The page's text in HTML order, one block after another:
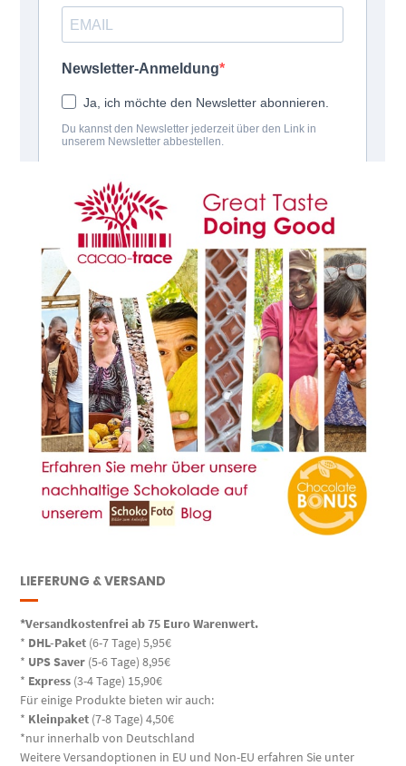
LIEFERUNG & VERSAND
*Versandkostenfrei ab 75 Euro Warenwert.
* DHL-Paket (6-7 Tage) 5,95€
* UPS Saver (5-6 Tage) 8,95€
* Express (3-4 Tage) 15,90€
Für einige Produkte bieten wir auch:
* Kleinpaket (7-8 Tage) 4,50€
*nur innerhalb von Deutschland
Weitere Versandoptionen in EU und Non-EU erfahren Sie unter